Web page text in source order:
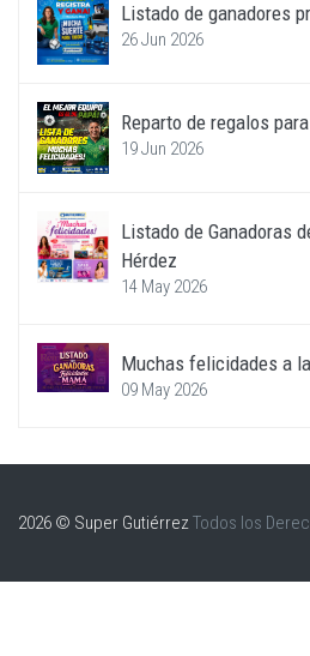
Listado de ganadores
26 Jun 2026
Reparto de regalos
19 Jun 2026
Listado de Ganadoras
Hérdez
14 May 2026
Muchas felicidades a
09 May 2026
2026 © Super GutiérrezTodos los